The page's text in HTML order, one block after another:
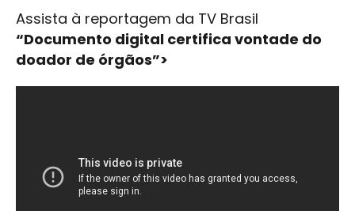
Assista à reportagem da TV Brasil
“Documento digital certifica vontade do
doador de órgãos”>